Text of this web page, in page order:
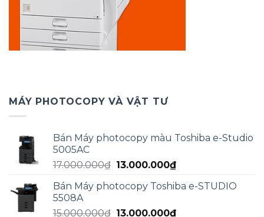
MÁY PHOTOCOPY VÀ VẬT TƯ
Bán Máy photocopy màu Toshiba e-Studio
5005AC
17.000.000₫ Giá
là:
13.000.000₫Giá
tại
13.000.000₫.
Bán Máy photocopy Toshiba e-STUDIO
5508A
15.000.000₫ Giá
13.000.000₫Giá